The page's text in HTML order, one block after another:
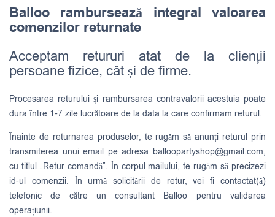
Balloo rambursează integral valoarea
comenzilor returnate
Acceptam retururi atat de la clienții
persoane fizice, cât și de firme.
Procesarea returului și rambursarea contravalorii acestuia poate
dura între 1-7 zile lucrătoare de la data la care confirmam returul.
Înainte de returnarea produselor, te rugăm să anunți returul prin
transmiterea unui email pe adresa balloopartyshop@gmail.com,
cu titlul „Retur comandă”. În corpul mailului, te rugăm să precizezi
id-ul comenzii. În urmă solicitării de retur, vei fi contactat(ă)
telefonic de către un consultant Balloo pentru validarea
operațiunii.